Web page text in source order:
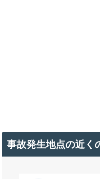
事故発生地点の近く